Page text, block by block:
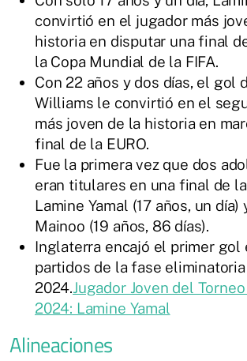
convirtió en el jugador más
historia en disputar una final
la Copa Mundial de la FIFA.
Con 22 años y dos días, el gol
Williams le convirtió en el
más joven de la historia en
final de la EURO.
Fue la primera vez que dos
eran titulares en una final de la
Lamine Yamal (17 años, un día)
Mainoo (19 años, 86 días).
Inglaterra encajó el primer gol
partidos de la fase eliminatoria
2024.Jugador Joven del
2024: Lamine Yamal
Alineaciones